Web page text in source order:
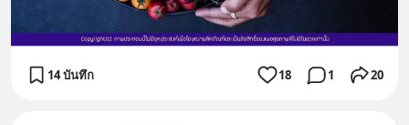
14 บันทึก 18 1 20